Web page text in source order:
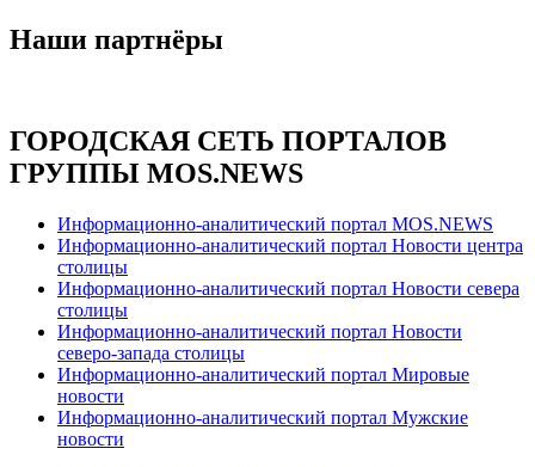
Наши партнёры
ГОРОДСКАЯ СЕТЬ ПОРТАЛОВ
ГРУППЫ MOS.NEWS
Информационно-аналитический портал MOS.NEWS
Информационно-аналитический портал Новости центра
столицы
Информационно-аналитический портал Новости севера
столицы
Информационно-аналитический портал Новости
северо-запада столицы
Информационно-аналитический портал Мировые
новости
Информационно-аналитический портал Мужские
новости